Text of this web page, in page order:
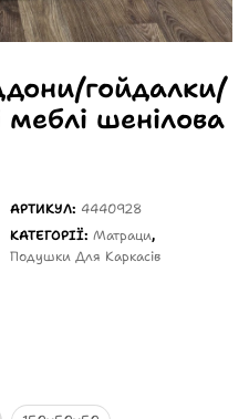
гойдалки/
шенілова
АРТИКУЛ: 4440928
КАТЕГОРІЇ:Матраци,
Подушки Для Каркасів